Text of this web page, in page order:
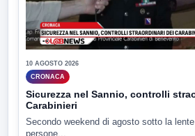
10 AGOSTO 2026
CRONACA
Sicurezza nel Sannio, controlli
Carabinieri
Secondo weekend di agosto sotto la lente
persone...